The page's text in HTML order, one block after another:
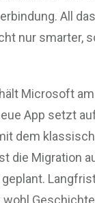
All
nur smarter,
Microsoft
App setzt
dem
die Migration